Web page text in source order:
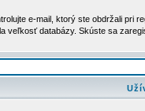
e-mail, ktorý ste obdržali
veľkosť databázy. Skúste sa